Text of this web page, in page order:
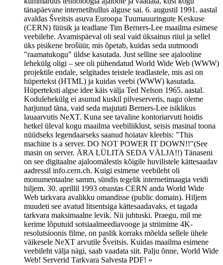
tänapäevane internetihullus alguse sai. 6. augustil 1991. aastal
avaldas Šveitsis asuva Euroopa Tuumauuringute Keskuse
(CERN) füüsik ja teadlane Tim Berners-Lee maailma esimese
veebilehe. Avamispäeval oli seal vaid üksainus riiul ja sellel
üks pisikene brošüür, mis õpetab, kuidas seda uutmoodi
"raamatukogu" üldse kasutada. Just selline see ajalooline
lehekülg oligi – see oli pühendatud World Wide Web (WWW)
projektile endale, selgitades teistele teadlastele, mis asi on
hüpertekst (HTML) ja kuidas veebi (WWW) kasutada.
Hüperteksti algse idee käis välja Ted Nelson 1965. aastal.
Kodulehekülg ei asunud kuskil pilveserveris, nagu oleme
harjunud täna, vaid seda majutati Berners-Lee isiklikus
lauaarvutis NeXT. Kuna see tavaline kontoriarvuti hoidis
hetkel üleval kogu maailma veebiliiklust, seisis masinal toona
nüüdseks legendaarseks saanud hoiatav kleebis: "This
machine is a server. DO NOT POWER IT DOWN!!"(See
masin on server. ÄRA LÜLITA SEDA VÄLJA!!) Tänaseni
on see digitaalne ajaloomälestis kõigile huvilistele kättesaadav
aadressil info.cern.ch. Kuigi esimene veebileht oli
monumentaalne samm, sündis tegelik internetimaagia veidi
hiljem. 30. aprillil 1993 otsustas CERN anda World Wide
Web tarkvara avalikku omandisse (public domain). Hiljem
muudeti see avatud litsentsiga kättesaadavaks, et tagada
tarkvara maksimaalne levik. Nii juhtuski. Praegu, mil me
kerime lõputuid sotsiaalmeediavooge ja striimime 4K-
resolutsioonis filme, on paslik korraks mõelda sellele ühele
väikesele NeXT arvutile Šveitsis. Kuidas maailma esimene
veebileht välja nägi, saab vaadata siit. Palju õnne, World Wide
Web! Serverid Tarkvara Salvesta PDF! »